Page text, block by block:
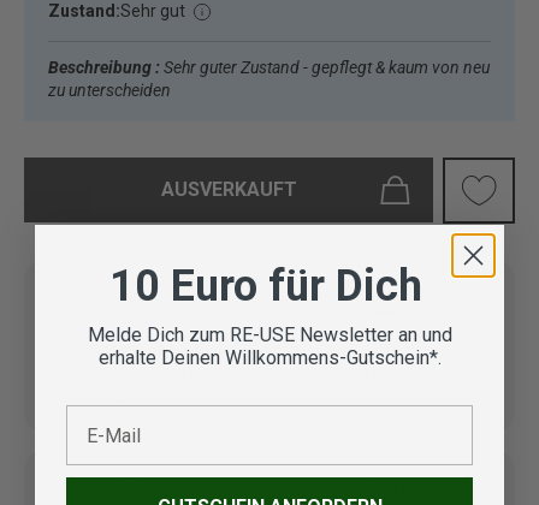
Zustand:Sehr gut
Beschreibung : Sehr guter Zustand - gepflegt & kaum von neu
zu unterscheiden
AUSVERKAUFT
Vom Outdoor Spezialisten
10 Euro für Dich
Melde Dich zum RE-USE Newsletter an und
erhalte Deinen Willkommens-Gutschein*.